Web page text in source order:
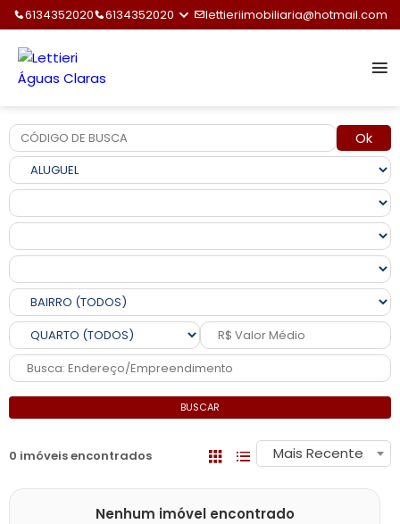
6134352020 6134352020 lettieriimobiliaria@hotmail.com
Ok
BUSCAR
0 imóveis encontrados Mais Recente
Nenhum imóvel encontrado